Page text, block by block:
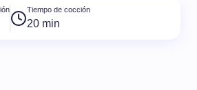
Tiempo de cocción
20 min